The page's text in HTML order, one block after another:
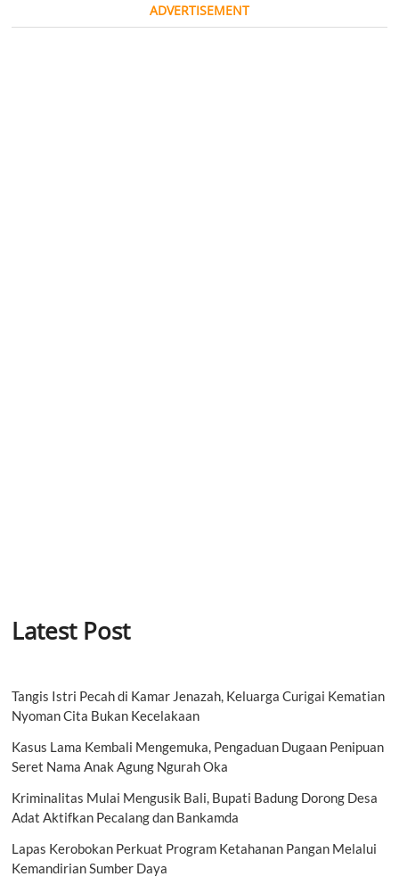
ADVERTISEMENT
Latest Post
Tangis Istri Pecah di Kamar Jenazah, Keluarga Curigai Kematian
Nyoman Cita Bukan Kecelakaan
Kasus Lama Kembali Mengemuka, Pengaduan Dugaan Penipuan
Seret Nama Anak Agung Ngurah Oka
Kriminalitas Mulai Mengusik Bali, Bupati Badung Dorong Desa
Adat Aktifkan Pecalang dan Bankamda
Lapas Kerobokan Perkuat Program Ketahanan Pangan Melalui
Kemandirian Sumber Daya